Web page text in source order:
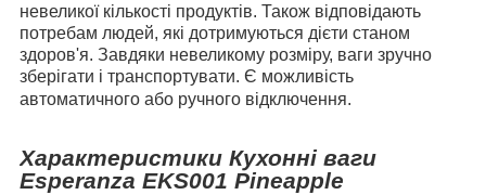
невеликої кількості продуктів. Також відповідають
потребам людей, які дотримуються дієти станом
здоров'я. Завдяки невеликому розміру, ваги зручно
зберігати і транспортувати. Є можливість
автоматичного або ручного відключення.
Характеристики Кухонні ваги
Esperanza EKS001 Pineapple